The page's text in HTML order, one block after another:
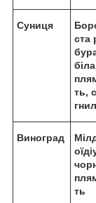
Суниця
ста
біла
ть,
Виноград
ть